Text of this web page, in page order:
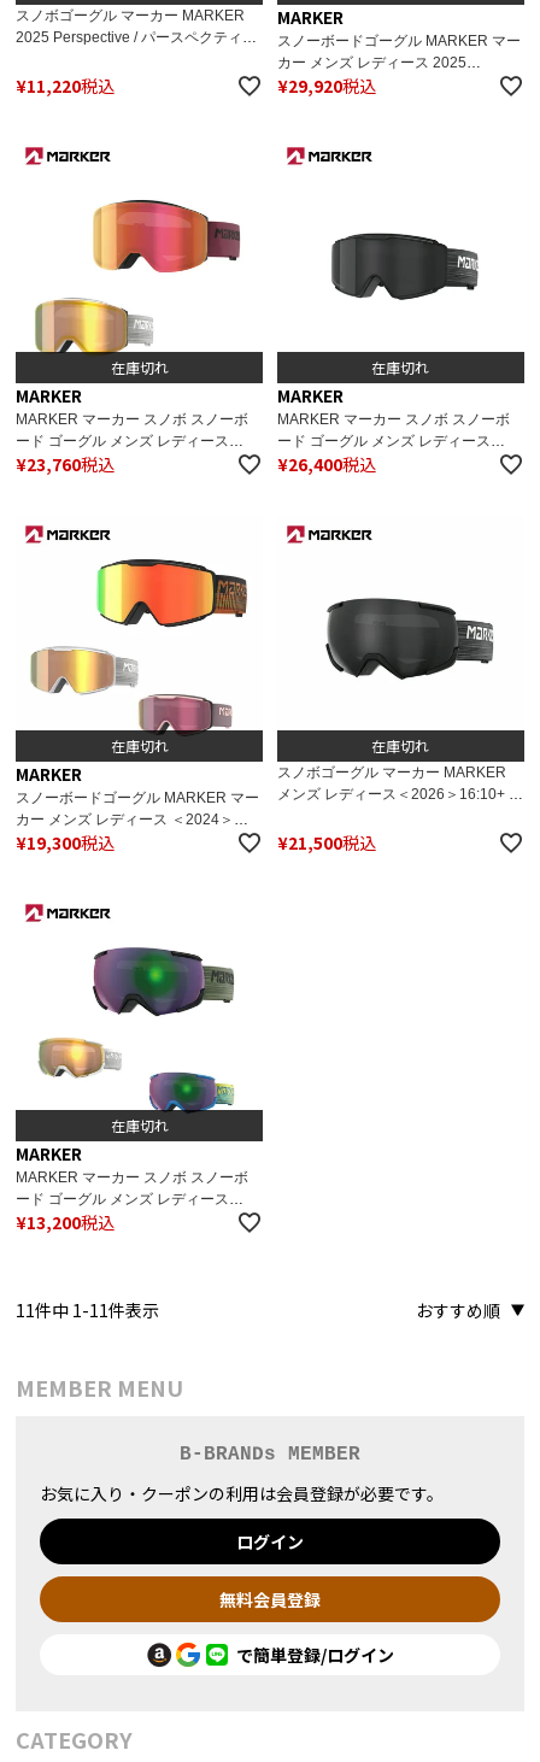
スノボゴーグル マーカー MARKER
2025 Perspective / パースペクティブ
¥11,220税込
MARKER
スノーボードゴーグル MARKER マー
カー メンズ レディース 2025
SQUADRON MAGNET+ 調光偏光レ
¥29,920税込
在庫切れ
MARKER
MARKER マーカー スノボ スノーボ
ード ゴーグル メンズ レディース
2024 SQUADRON MAGNET+
¥23,760税込
在庫切れ
MARKER
MARKER マーカー スノボ スノーボ
ード ゴーグル メンズ レディース
2024 POSSE MAGNET+ 偏光レンズ
¥26,400税込
在庫切れ
MARKER
スノーボードゴーグル MARKER マー
カー メンズ レディース ＜2024＞
POSSE MAGNET+ / ポシー マグネッ
¥19,300税込
在庫切れ
スノボゴーグル マーカー MARKER
メンズ レディース＜2026＞16:10+ /
き 【眼鏡・メガネ対応ゴーグル】
¥21,500税込
在庫切れ
MARKER
MARKER マーカー スノボ スノーボ
ード ゴーグル メンズ レディース
2024 16:10+ 【ASIAN FIT】 142372
¥13,200税込
おすすめ順
11件中 1-11件表示
MEMBER MENU
B-BRANDs MEMBER
お気に入り・クーポンの利用は会員登録が必要です。
ログイン
無料会員登録
で簡単登録/ログイン
CATEGORY